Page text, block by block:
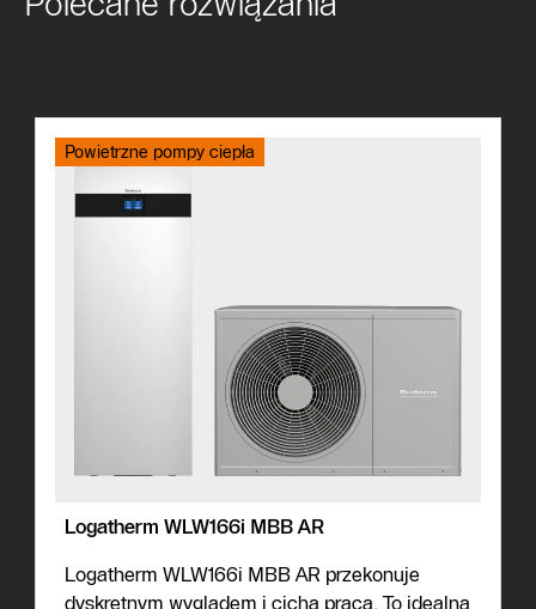
Powietrzne pompy ciepła
Logatherm WLW166i MBB AR
Logatherm WLW166i MBB AR przekonuje
dyskretnym wyglądem i cichą pracą. To idealna